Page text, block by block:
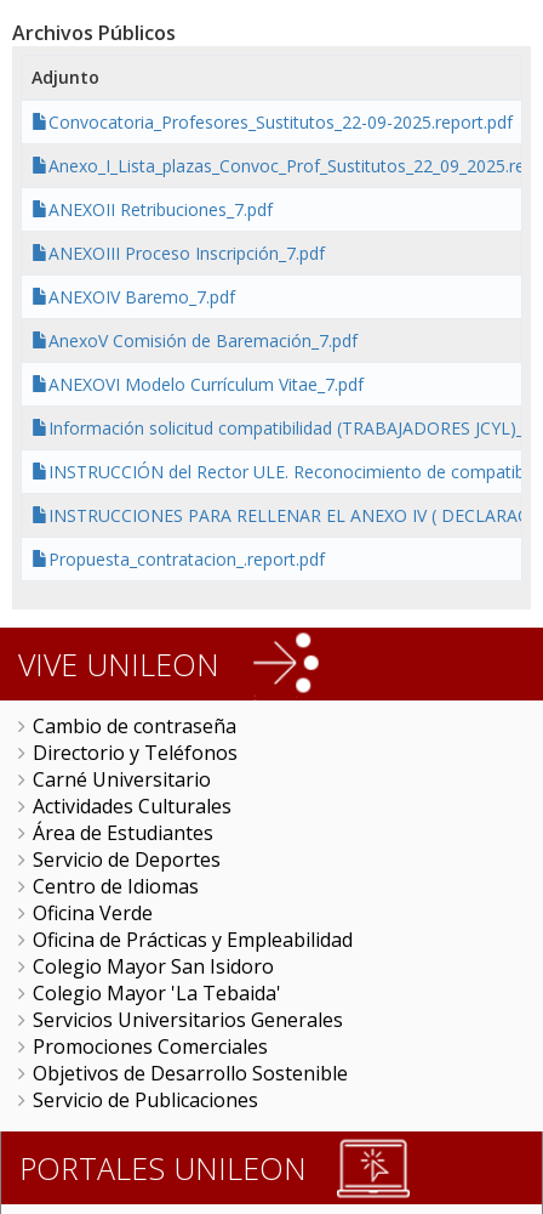
Archivos Públicos
Adjunto
Convocatoria_Profesores_Sustitutos_22-09-2025.report.pdf
ANEXOII Retribuciones_7.pdf
ANEXOIII Proceso Inscripción_7.pdf
ANEXOIV Baremo_7.pdf
AnexoV Comisión de Baremación_7.pdf
ANEXOVI Modelo Currículum Vitae_7.pdf
Información solicitud compatibilidad (TRABAJADORES
INSTRUCCIÓN del Rector ULE. Reconocimiento de
INSTRUCCIONES PARA RELLENAR EL ANEXO IV (
Propuesta_contratacion_.report.pdf
VIVE UNILEON
Cambio de contraseña
Directorio y Teléfonos
Carné Universitario
Actividades Culturales
Área de Estudiantes
Servicio de Deportes
Centro de Idiomas
Oficina Verde
Oficina de Prácticas y Empleabilidad
Colegio Mayor San Isidoro
Colegio Mayor 'La Tebaida'
Servicios Universitarios Generales
Promociones Comerciales
Objetivos de Desarrollo Sostenible
Servicio de Publicaciones
PORTALES UNILEON